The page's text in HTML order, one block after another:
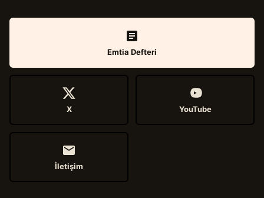
Emtia Defteri
X YouTube
İletişim